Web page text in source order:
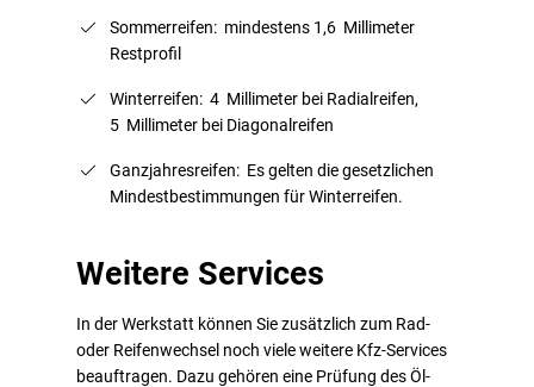
Sommerreifen: mindestens 1,6 Millimeter
Restprofil
Winterreifen: 4 Millimeter bei Radialreifen,
5 Millimeter bei Diagonalreifen
Ganzjahresreifen: Es gelten die gesetzlichen
Mindestbestimmungen für Winterreifen.
Weitere Services
In der Werkstatt können Sie zusätzlich zum Rad-
oder Reifenwechsel noch viele weitere Kfz-Services
beauftragen. Dazu gehören eine Prüfung des Öl-